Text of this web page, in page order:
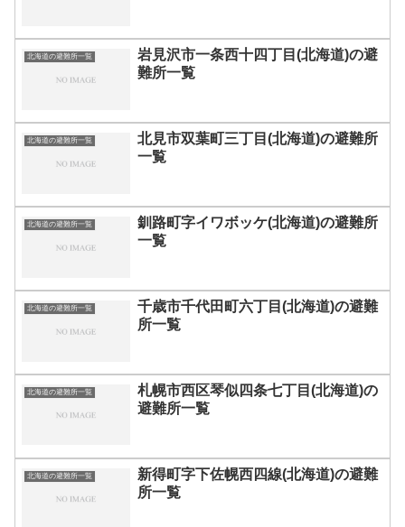
北海道の避難所一覧
岩見沢市一条西十四丁目(北海道)の避
難所一覧
北海道の避難所一覧
北見市双葉町三丁目(北海道)の避難所
一覧
北海道の避難所一覧
釧路町字イワボッケ(北海道)の避難所
一覧
北海道の避難所一覧
千歳市千代田町六丁目(北海道)の避難
所一覧
北海道の避難所一覧
札幌市西区琴似四条七丁目(北海道)の
避難所一覧
北海道の避難所一覧
新得町字下佐幌西四線(北海道)の避難
所一覧